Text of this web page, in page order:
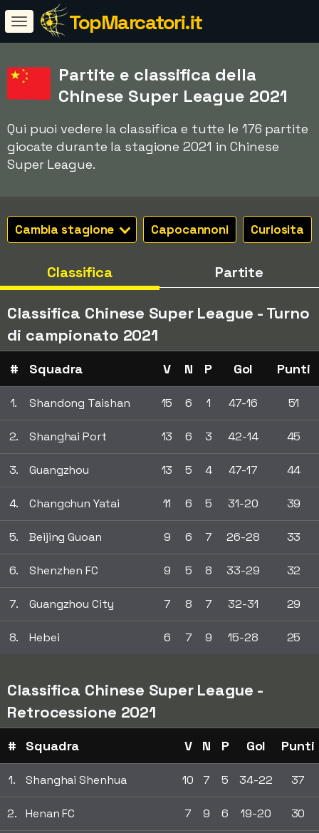
TopMarcatori.it
Partite e classifica della
Chinese Super League 2021
Qui puoi vedere la classifica e tutte le 176 partite
giocate durante la stagione 2021 in Chinese
Super League.
Cambia stagione Capocannoni Curiosita
Classifica Partite
Classifica Chinese Super League - Turno
di campionato 2021
# Squadra V N P Gol Punti
1. Shandong Taishan 15 6 1 47-16 51
2. Shanghai Port 13 6 3 42-14 45
3. Guangzhou 13 5 4 47-17 44
4. Changchun Yatai 11 6 5 31-20 39
5. Beijing Guoan 9 6 7 26-28 33
6. Shenzhen FC 9 5 8 33-29 32
7. Guangzhou City 7 8 7 32-31 29
8. Hebei 6 7 9 15-28 25
Classifica Chinese Super League -
Retrocessione 2021
# Squadra V N P Gol Punti
1. Shanghai Shenhua 10 7 5 34-22 37
2. Henan FC 7 9 6 19-20 30